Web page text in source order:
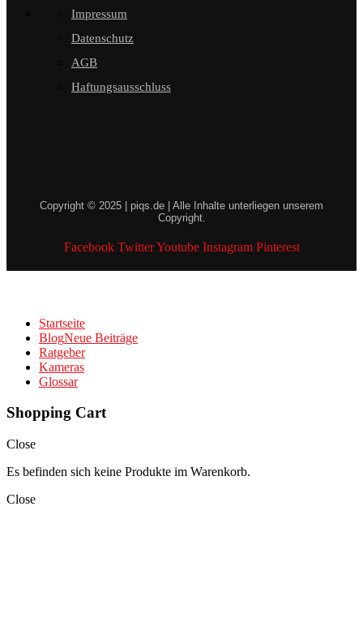
Impressum
Datenschutz
AGB
Haftungsausschluss
Copyright © 2025 | piqs.de | Alle Inhalte unterliegen unserem
Copyright.
Facebook Twitter Youtube Instagram Pinterest
Startseite
BlogNeue Beiträge
Ratgeber
Kameras
Glossar
Shopping Cart
Close
Es befinden sich keine Produkte im Warenkorb.
Close